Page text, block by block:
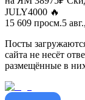
JULY4000 🔥
15 609 просм.5
Посты
сайта не несёт
размещённые в